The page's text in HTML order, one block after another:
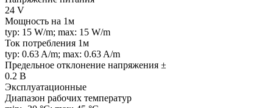
24 V
Мощность на 1м
typ: 15 W/m; max: 15 W/m
Ток потребления 1м
typ: 0.63 A/m; max: 0.63 A/m
Предельное отклонение напряжения ±
0.2 В
Эксплуатационные
Диапазон рабочих температур